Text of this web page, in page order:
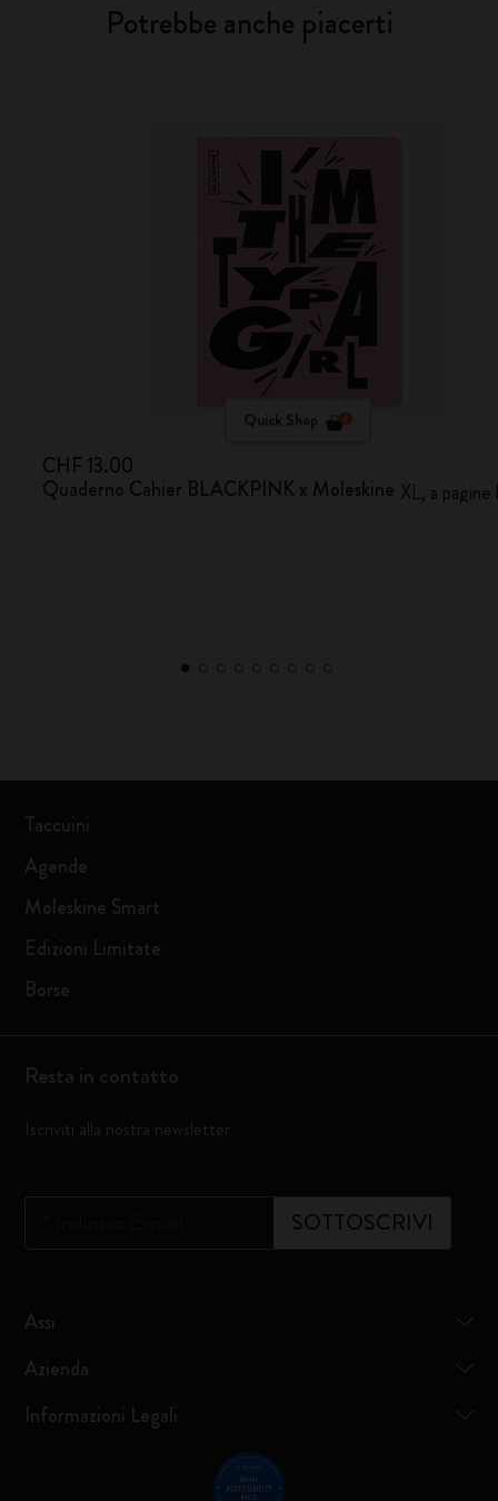
Potrebbe anche piacerti
Quick Shop
CHF 13.00
Quaderno Cahier BLACKPINK x Moleskine XL, a
Taccuini
Agende
Moleskine Smart
Edizioni Limitate
Borse
Resta in contatto
Iscriviti alla nostra newsletter
SOTTOSCRIVI
Assi
Azienda
Informazioni Legali